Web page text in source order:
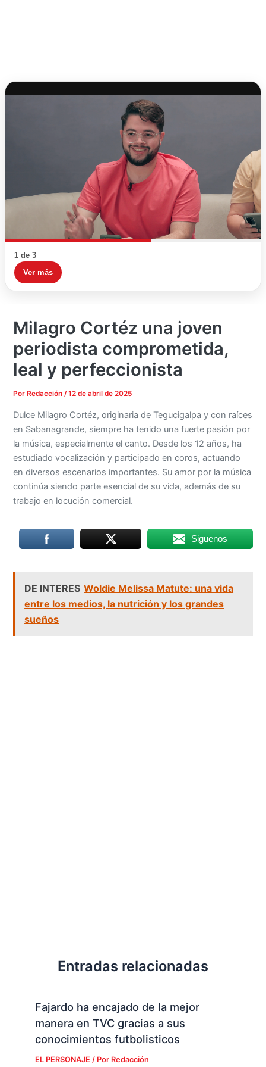
1 de 3
Ver más
Milagro Cortéz una joven
periodista comprometida,
leal y perfeccionista
Por Redacción/12 de abril de 2025
Dulce Milagro Cortéz, originaria de Tegucigalpa y con raíces
en Sabanagrande, siempre ha tenido una fuerte pasión por
la música, especialmente el canto. Desde los 12 años, ha
estudiado vocalización y participado en coros, actuando
en diversos escenarios importantes. Su amor por la música
continúa siendo parte esencial de su vida, además de su
trabajo en locución comercial.
Siguenos
DE INTERES Woldie Melissa Matute: una vida
entre los medios, la nutrición y los grandes
sueños
Entradas relacionadas
Fajardo ha encajado de la mejor
manera en TVC gracias a sus
conocimientos futbolisticos
EL PERSONAJE / Por Redacción